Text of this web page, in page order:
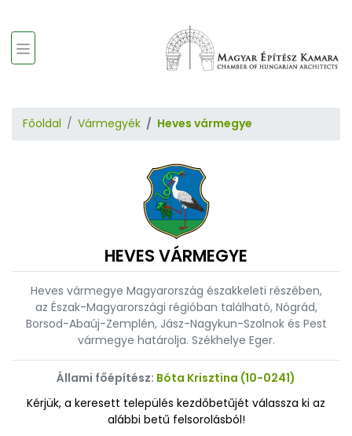
Főoldal Vármegyék Heves vármegye
HEVES VÁRMEGYE
Heves vármegye Magyarország északkeleti részében,
az Észak-Magyarországi régióban található, Nógrád,
Borsod-Abaúj-Zemplén, Jász-Nagykun-Szolnok és Pest
vármegye határolja. Székhelye Eger.
Állami főépítész: Bóta Krisztina (10-0241)
Kérjük, a keresett település kezdőbetűjét válassza ki az
alábbi betű felsorolásból!